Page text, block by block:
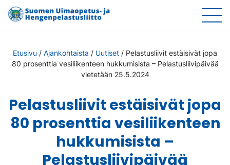
Etusivu / Ajankohtaista / Uutiset / Pelastusliivit estäisivät jopa
80 prosenttia vesiliikenteen hukkumisista – Pelastusliivipäivää
vietetään 25.5.2024
Pelastusliivit estäisivät jopa
80 prosenttia vesiliikenteen
hukkumisista –
Pelastusliivipäivää